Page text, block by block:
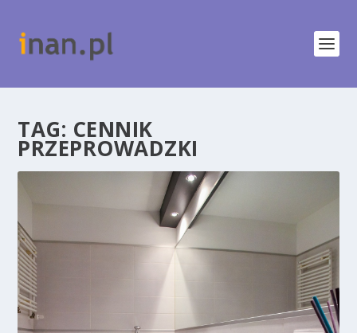
TAG: CENNIK
PRZEPROWADZKI